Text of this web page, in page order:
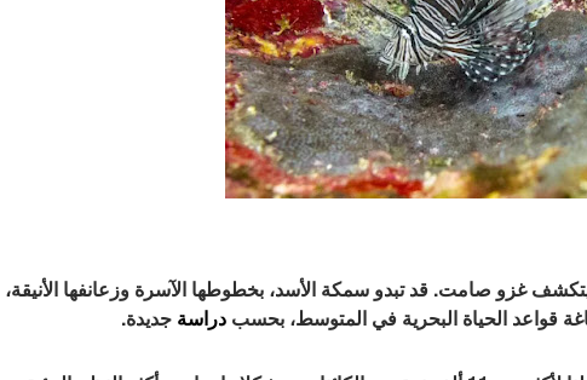
يتكشف غزو صامت. قد تبدو سمكة الأسد، بخطوطها الآسرة وزعانفها الأنيقة،
قواعد الحياة البحرية في المتوسط، بحسب دراسة جديدة.